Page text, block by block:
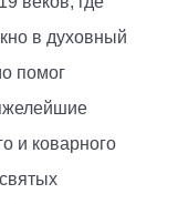
в духовный
помог
и коварного